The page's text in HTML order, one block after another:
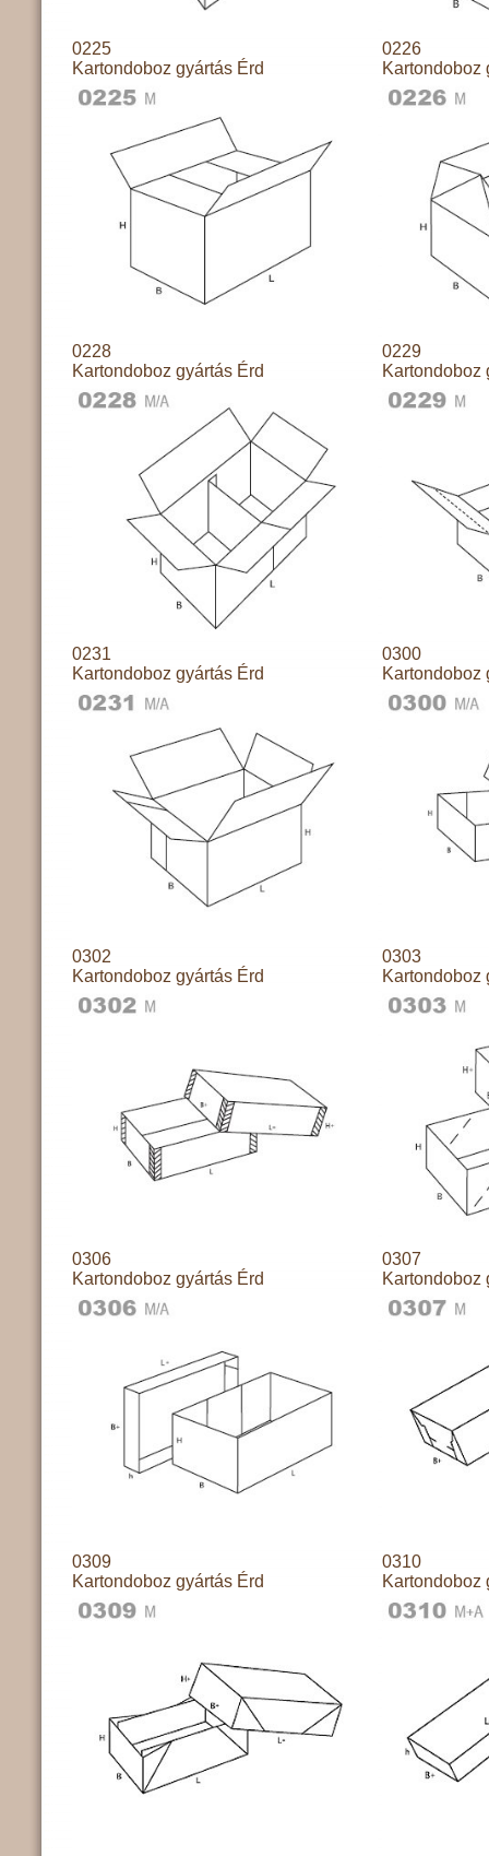
0225
Kartondoboz gyártás Érd
0226
Kartondoboz
0228
Kartondoboz gyártás Érd
0229
Kartondoboz
0231
Kartondoboz gyártás Érd
0300
Kartondoboz
0302
Kartondoboz gyártás Érd
0303
Kartondoboz
0306
Kartondoboz gyártás Érd
0307
Kartondoboz
0309
Kartondoboz gyártás Érd
0310
Kartondoboz